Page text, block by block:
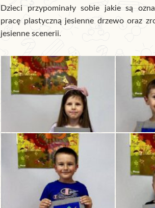
Dzieci przypominały sobie jakie są
pracę plastyczną jesienne drzewo oraz
jesienne scenerii.